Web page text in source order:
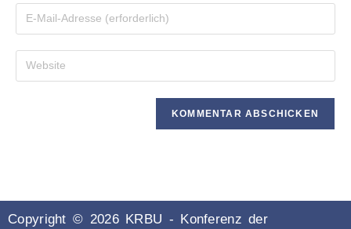
Copyright © 2026 KRBU - Konferenz der